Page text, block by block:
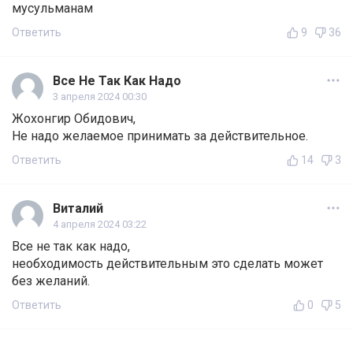
мусульманам
Ответить 9 36
Все Не Так Как Надо
3 апреля 2024 00:30
Жохонгир Обидович,
Не надо желаемое принимать за действительное.
Ответить 14 3
Виталий
4 апреля 2024 03:22
Все не так как надо,
необходимость действительным это сделать может
без желаний.
Ответить 0 5